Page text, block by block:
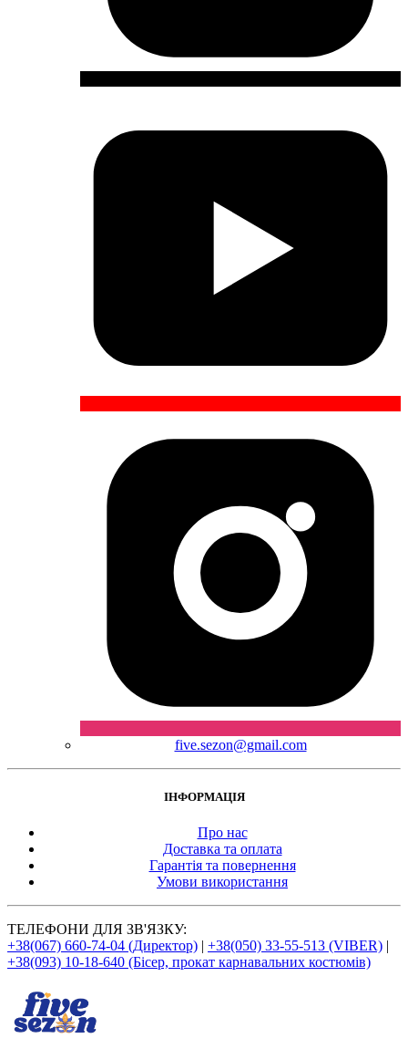
five.sezon@gmail.com
ІНФОРМАЦІЯ
Про нас
Доставка та оплата
Гарантія та повернення
Умови використання
ТЕЛЕФОНИ ДЛЯ ЗВ'ЯЗКУ:
+38(067) 660-74-04 (Директор) | +38(050) 33-55-513 (VIBER) |
+38(093) 10-18-640 (Бісер, прокат карнавальних костюмів)